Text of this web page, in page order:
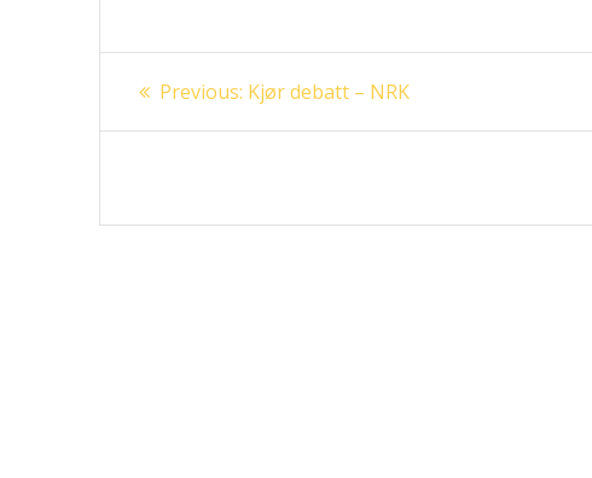
Innleggsnavigasjon
Previous: Previous
Kjør debatt – NRK